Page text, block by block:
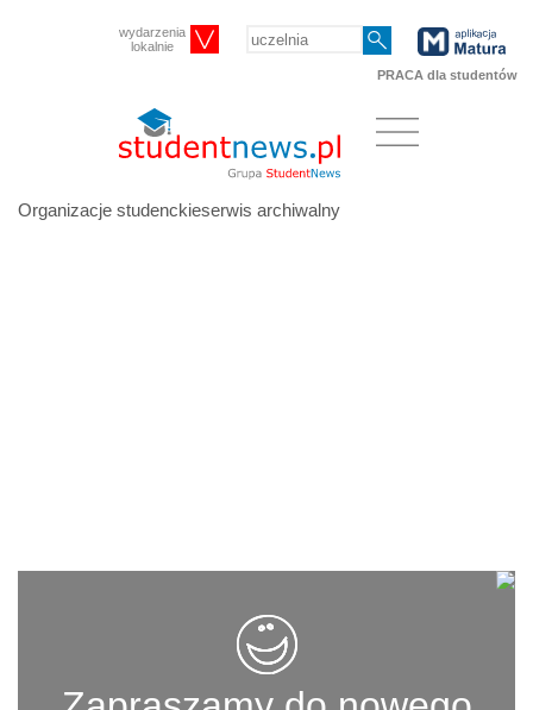
wydarzenia
lokalnie
PRACA dla studentów
Organizacje studenckieserwis archiwalny